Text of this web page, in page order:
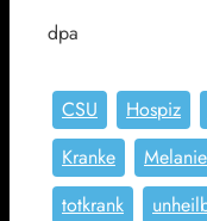
dpa
CSU Hospiz
Kranke
totkrank